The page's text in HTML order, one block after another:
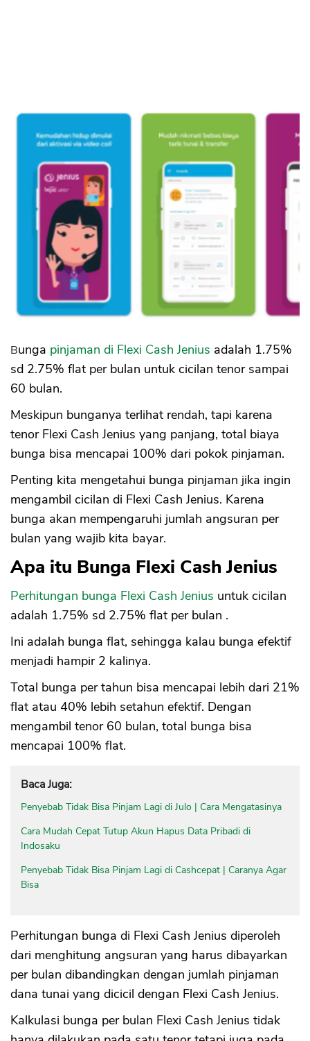
Exchange
Asuransi
Asuransi Jiwa
Asuransi Kesehatan
Asuransi Syariah
Bunga pinjaman di Flexi Cash Jenius adalah 1.75%
sd 2.75% flat per bulan untuk cicilan tenor sampai
60 bulan.
Meskipun bunganya terlihat rendah, tapi karena
tenor Flexi Cash Jenius yang panjang, total biaya
bunga bisa mencapai 100% dari pokok pinjaman.
Penting kita mengetahui bunga pinjaman jika ingin
mengambil cicilan di Flexi Cash Jenius. Karena
bunga akan mempengaruhi jumlah angsuran per
bulan yang wajib kita bayar.
Apa itu Bunga Flexi Cash Jenius
Perhitungan bunga Flexi Cash Jenius untuk cicilan
adalah 1.75% sd 2.75% flat per bulan .
Ini adalah bunga flat, sehingga kalau bunga efektif
menjadi hampir 2 kalinya.
Total bunga per tahun bisa mencapai lebih dari 21%
flat atau 40% lebih setahun efektif. Dengan
mengambil tenor 60 bulan, total bunga bisa
mencapai 100% flat.
Baca Juga:
Penyebab Tidak Bisa Pinjam Lagi di Julo | Cara Mengatasinya
Cara Mudah Cepat Tutup Akun Hapus Data Pribadi di
Indosaku
Penyebab Tidak Bisa Pinjam Lagi di Cashcepat | Caranya Agar
Bisa
Perhitungan bunga di Flexi Cash Jenius diperoleh
dari menghitung angsuran yang harus dibayarkan
per bulan dibandingkan dengan jumlah pinjaman
dana tunai yang dicicil dengan Flexi Cash Jenius.
Kalkulasi bunga per bulan Flexi Cash Jenius tidak